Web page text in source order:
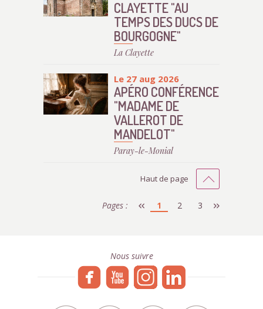
CLAYETTE "AU
TEMPS DES DUCS DE
BOURGOGNE"
La Clayette
Le 27 aug 2026
APÉRO CONFÉRENCE
"MADAME DE
VALLEROT DE
MANDELOT"
Paray-le-Monial
Haut de page
Pages : 1 2 3
Nous suivre